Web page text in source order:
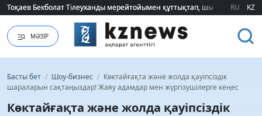
Тоқаев Бекболат Тілеуханды мерейтойымен құттықтап, шығармашылық
Тоқаев Бекболат Тілеуханды мерейтойымен құттықтап, шығармашылық
RU KZ
МӘЗІР
Басты бет / Шоу-бизнес / Көктайғақта және жолда қауіпсіздік
шараларын сақтаңыздар! Жаяу адамдар мен жүргізушілерге кеңес
Көктайғақта және жолда қауіпсіздік